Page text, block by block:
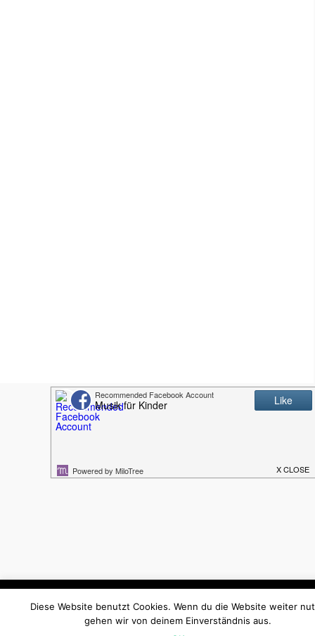
einverstanden bist. Du kannst die Cookies aber auch ablehnen!
Diese Website benutzt Cookies. Wenn du die Website weiter
gehen wir von deinem Einverständnis aus.